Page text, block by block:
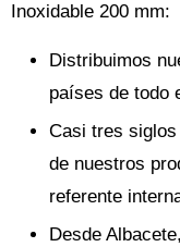
Inoxidable 200 mm:
Distribuimos
países de todo
Casi tres
de nuestros
referente
Desde